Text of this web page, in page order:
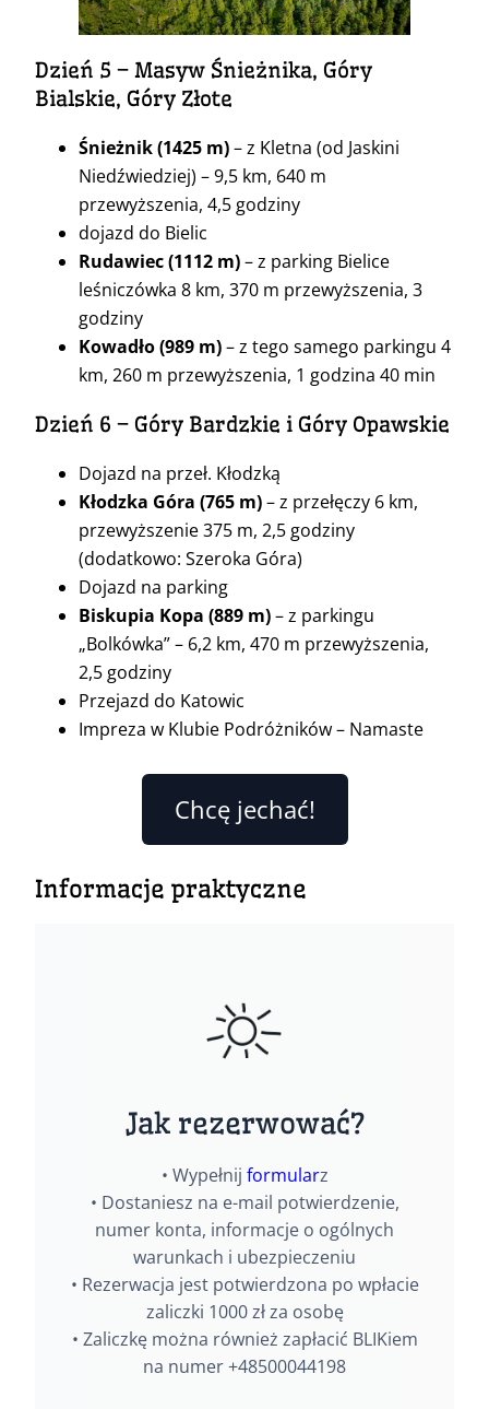
Dzień 5 – Masyw Śnieżnika, Góry
Bialskie, Góry Złote
Śnieżnik(1425 m)– z Kletna (od Jaskini
Niedźwiedziej) – 9,5 km, 640 m
przewyższenia, 4,5 godziny
dojazd do Bielic
Rudawiec(1112 m)– z parking Bielice
leśniczówka 8 km, 370 m przewyższenia, 3
godziny
Kowadło(989 m)– z tego samego parkingu 4
km, 260 m przewyższenia, 1 godzina 40 min
Dzień 6 – Góry Bardzkie i Góry Opawskie
Dojazd na przeł. Kłodzką
Kłodzka Góra (765 m)– z przełęczy 6 km,
przewyższenie 375 m, 2,5 godziny
(dodatkowo: Szeroka Góra)
Dojazd na parking
Biskupia Kopa (889 m)– z parkingu
„Bolkówka” – 6,2 km, 470 m przewyższenia,
2,5 godziny
Przejazd do Katowic
Impreza w Klubie Podróżników – Namaste
Chcę jechać!
Informacje praktyczne
Jak rezerwować?
• Wypełnij formularz
• Dostaniesz na e-mail potwierdzenie,
numer konta, informacje o ogólnych
warunkach i ubezpieczeniu
• Rezerwacja jest potwierdzona po wpłacie
zaliczki 1000 zł za osobę
• Zaliczkę można również zapłacić BLIKiem
na numer +48500044198